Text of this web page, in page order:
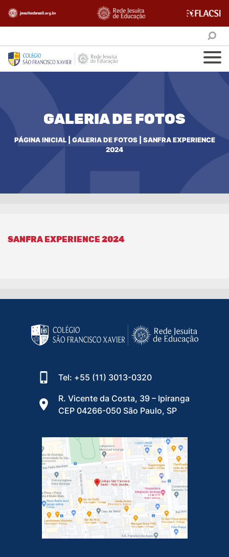
GALERIA DE FOTOS
PÁGINA INICIAL| GALERIA DE FOTOS| SANFRA EXPERIENCE
2024
SANFRA EXPERIENCE 2024
Tel: +55 (11) 3013-0320
R. Vicente da Costa, 39 – Ipiranga
CEP 04266-050 São Paulo, SP